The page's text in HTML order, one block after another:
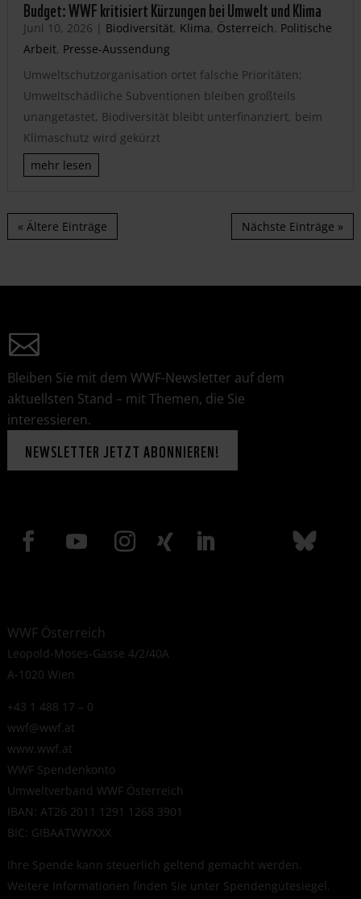
Budget: WWF kritisiert Kürzungen bei Umwelt und Klima
Juni 10, 2026 | Biodiversität, Klima, Österreich, Politische
Arbeit, Presse-Aussendung
Umweltschutzorganisation ortet falsche Prioritäten:
Umweltschädliche Subventionen bleiben großteils
unangetastet, Biodiversität bleibt unterfinanziert, beim
Klimaschutz wird gekürzt
mehr lesen
« Ältere Einträge Nächste Einträge »
Bleiben Sie mit dem WWF-Newsletter auf dem
aktuellsten Stand – mit Themen, die Sie
interessieren.
NEWSLETTER JETZT ABONNIEREN!
WWF Österreich
Leopold-Moses-Gasse 4/2/40A
A-1020 Wien
+43 1 488 17 – 0
wwf@wwf.at
www.wwf.at
WWF Spendenkonto
Umweltverband WWF Österreich
IBAN: AT26 2011 1291 1268 3901
BIC: GIBAATWWXXX
Ihre Spende kann steuerlich geltend gemacht werden.
Weitere Informationen finden Sie unter Spendengütesiegel